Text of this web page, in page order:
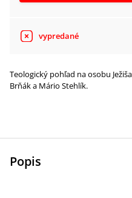
vypredané
Teologický pohľad na osobu
Brňák a Mário Stehlík.
Popis